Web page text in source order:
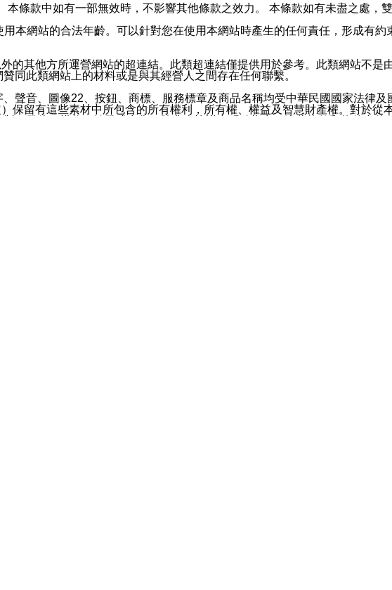
收到來自任何企業官方帳號或認證官方帳號的通知型訊息。
本條款中如有一部無效時，不影響其他條款之效力。 本條款如有未盡之處，
本網站的合法年齡。可以針對您在使用本網站時產生的任何責任，形成有
的其他方所運營網站的超連結。此類超連結僅提供用於參考。此類網站不
同此類網站上的材料或是與其經營人之間存在任何聯繫。
聲音、圖像22、按鈕、商標、服務標章及商品名稱均受中華民國國家法律
保留有這些素材中所包含的所有權利，所有權、權益及智慧財產權。對於